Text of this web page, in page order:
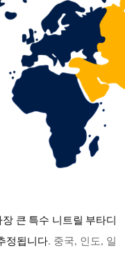
큰 특수 니트릴 부타디
정됩니다. 중국, 인도, 일